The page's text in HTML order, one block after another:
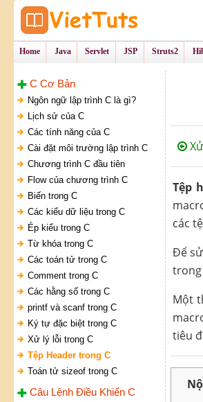
Home Java Servlet JSP Struts2
C Cơ Bản
Ngôn ngữ lập trình C là gì?
Lịch sử của C
Các tính năng của C
Cài đặt môi trường lập trình C
Chương trình C đầu tiên
Flow của chương trình C
Biến trong C
Các kiểu dữ liệu trong C
Ép kiểu trong C
Từ khóa trong C
Các toán tử trong C
Comment trong C
Các hằng số trong C
printf và scanf trong C
Ký tự đặc biệt trong C
Xử lý lỗi trong C
Tệp Header trong C
Toán tử sizeof trong C
Câu Lệnh Điều Khiển C
Tệp
các
Để
trong
Một
tiêu